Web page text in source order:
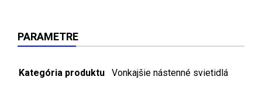
PARAMETRE
Kategória produktu Vonkajšie nástenné svietidlá